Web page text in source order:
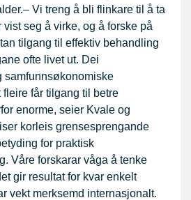
Vi treng å bli flinkare til å ta
vist seg å virke, og å forske på
tilgang til effektiv behandling
ofte livet ut. Dei
samfunnsøkonomiske
får tilgang til betre
enorme, seier Kvale og
korleis grensesprengande
for praktisk
Våre forskarar våga å tenke
gir resultat for kvar enkelt
vekt merksemd internasjonalt.